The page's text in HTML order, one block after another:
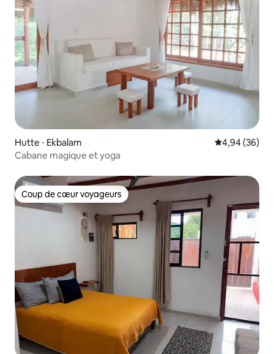
Hutte ⋅ Ekbalam Évaluation
4,94 (36)
Cabane magique et yoga
Coup de cœur voyageurs
Coup de cœur voyageurs